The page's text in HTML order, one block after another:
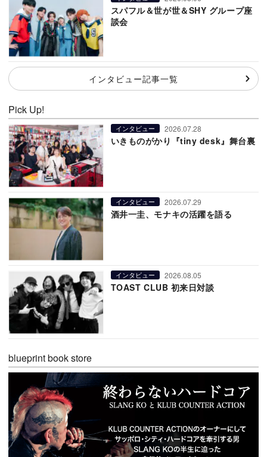
スパフル＆世が世＆SHY グループ座
談会
インタビュー記事一覧
Pick Up!
インタビュー 2026.07.28
いきものがかり『tiny desk』舞台裏
インタビュー 2026.07.29
酒井一圭、モナキの活躍を語る
インタビュー 2026.08.05
TOAST CLUB 初来日対談
blueprint book store